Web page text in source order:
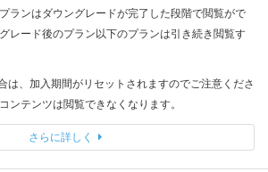
ランはダウングレードが完了した段階で閲覧がで
レード後のプラン以下のプランは引き続き閲覧す
は、加入期間がリセットされますのでご注意くださ
ンテンツは閲覧できなくなります。
さらに詳しく